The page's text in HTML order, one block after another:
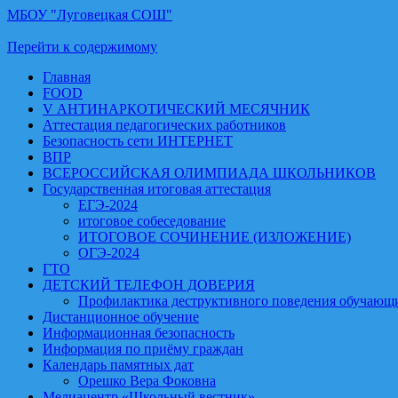
МБОУ "Луговецкая СОШ"
Перейти к содержимому
Главная
FOOD
V АНТИНАРКОТИЧЕСКИЙ МЕСЯЧНИК
Аттестация педагогических работников
Безопасность сети ИНТЕРНЕТ
ВПР
ВСЕРОССИЙСКАЯ ОЛИМПИАДА ШКОЛЬНИКОВ
Государственная итоговая аттестация
ЕГЭ-2024
итоговое собеседование
ИТОГОВОЕ СОЧИНЕНИЕ (ИЗЛОЖЕНИЕ)
ОГЭ-2024
ГТО
ДЕТСКИЙ ТЕЛЕФОН ДОВЕРИЯ
Профилактика деструктивного поведения
Дистанционное обучение
Информационная безопасность
Информация по приёму граждан
Календарь памятных дат
Орешко Вера Фоковна